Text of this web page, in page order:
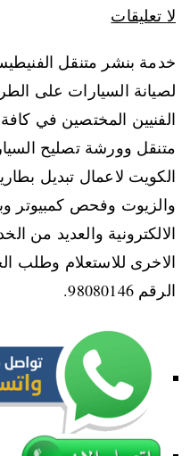
لا تعليقات
خدمة بنشر متنقل
لصيانة السيارات على
الفنيين المختصين في
متنقل وورشة تصليح
الكويت لاعمال تبديل
والزيوت وفحص كمبيوتر
الالكترونية والعديد من
الاخرى للاستعلام وطلب
الرقم 98080146‬.